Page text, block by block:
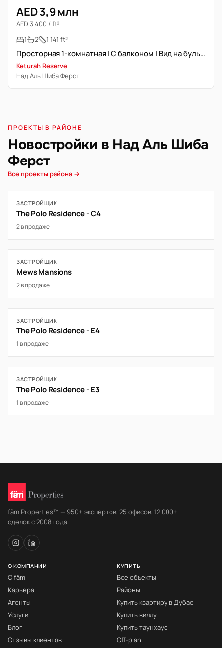
AED 3,9 млн
AED 3 400 / ft²
1
2 1 141 ft²
Просторная 1-комнатная | С балконом | Вид на бульвар
Keturah Reserve
Над Аль Шиба Ферст
ПРОЕКТЫ В РАЙОНЕ
Новостройки в Над Аль Шиба
Ферст
Все проекты района →
ЗАСТРОЙЩИК
The Polo Residence - C4
2 в продаже
ЗАСТРОЙЩИК
Mews Mansions
2 в продаже
ЗАСТРОЙЩИК
The Polo Residence - E4
1 в продаже
ЗАСТРОЙЩИК
The Polo Residence - E3
1 в продаже
fäm Properties™ — 950+ экспертов, 25 офисов, 12 000+
сделок с 2008 года.
О КОМПАНИИ
О fäm
Карьера
Агенты
Услуги
Блог
Отзывы клиентов
КУПИТЬ
Все объекты
Районы
Купить квартиру в Дубае
Купить виллу
Купить таунхаус
Off-plan